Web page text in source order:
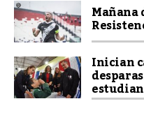
Mañana
Inician